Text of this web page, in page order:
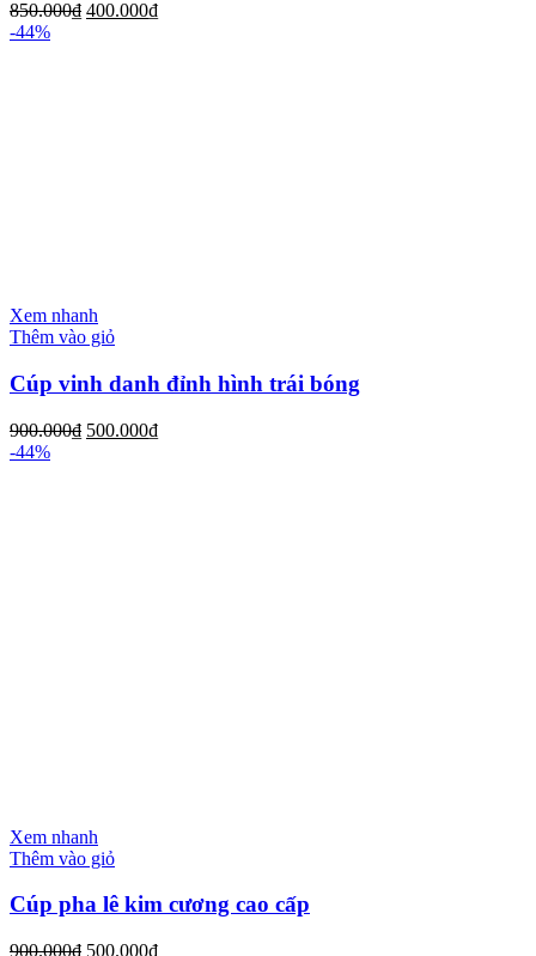
850.000₫ 400.000₫
-44%
Xem nhanh
Thêm vào giỏ
Cúp vinh danh đỉnh hình trái bóng
900.000₫ 500.000₫
-44%
Xem nhanh
Thêm vào giỏ
Cúp pha lê kim cương cao cấp
900.000₫ 500.000₫